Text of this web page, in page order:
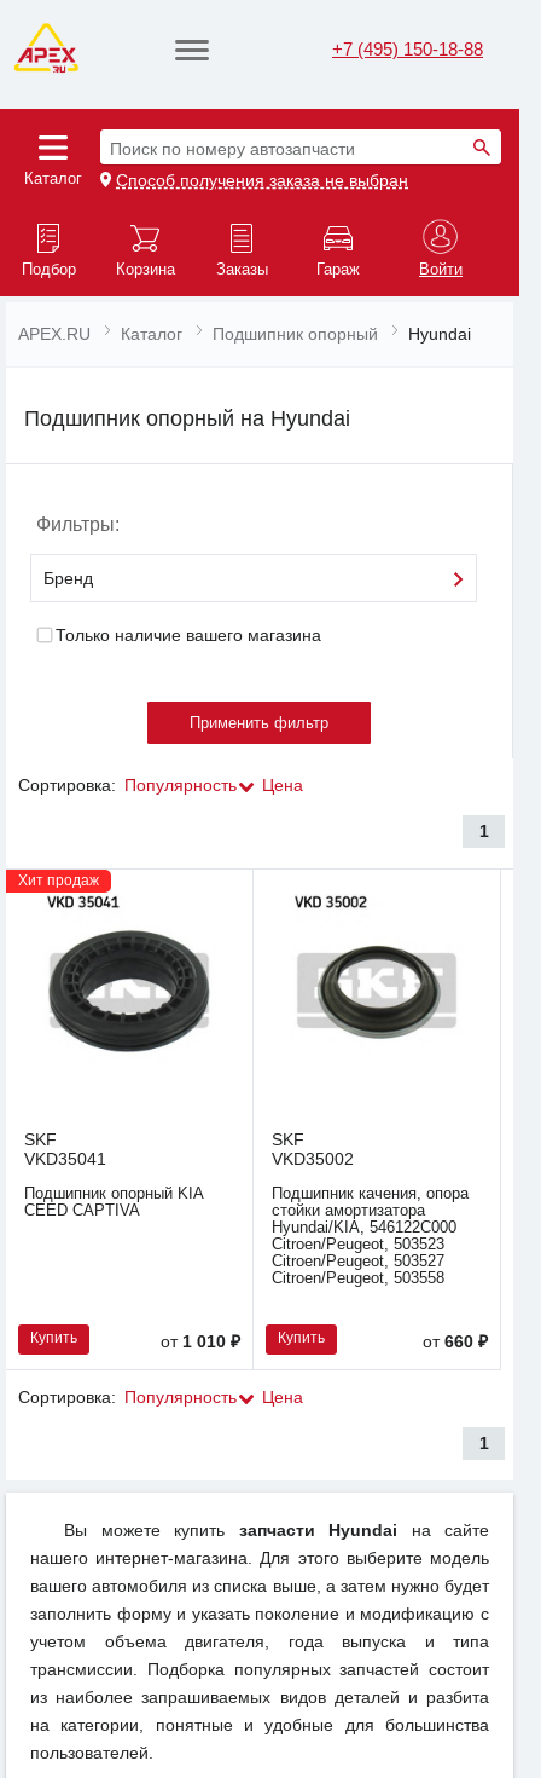
+7 (495) 150-18-88
Каталог
Поиск по номеру автозапчасти
Способ получения заказа не выбран
Подбор Корзина Заказы Гараж Войти
APEX.RU Каталог Подшипник опорный Hyundai
Подшипник опорный на Hyundai
Фильтры:
Бренд
Только наличие вашего магазина
Сортировка: Популярность Цена
1
Хит продаж
SKF
VKD35041
Подшипник опорный KIA
CEED CAPTIVA
Купить от 1 010 ₽
SKF
VKD35002
Подшипник качения, опора
стойки амортизатора
Hyundai/KIA, 546122C000
Citroen/Peugeot, 503523
Citroen/Peugeot, 503527
Citroen/Peugeot, 503558
Купить от660 ₽
Сортировка: Популярность Цена
1
Вы можете купить запчасти Hyundai на сайте
нашего интернет-магазина. Для этого выберите модель
вашего автомобиля из списка выше, а затем нужно будет
заполнить форму и указать поколение и модификацию с
учетом объема двигателя, года выпуска и типа
трансмиссии. Подборка популярных запчастей состоит
из наиболее запрашиваемых видов деталей и разбита
на категории, понятные и удобные для большинства
пользователей.